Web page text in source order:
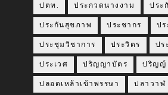
ปตท. ประกวดนางงาม ประ
ประกันสุขภาพ ประชากร ป
ประชุมวิชาการ ประวิตร ปร
ประเวศ ปริญญาบัตร ปริญญ์
ปลอดเหล้าเข้าพรรษา ปลาวาฬ